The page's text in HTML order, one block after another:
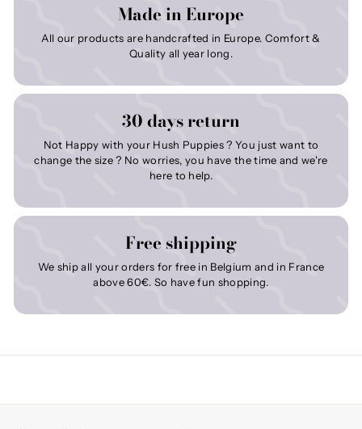
Made in Europe
All our products are handcrafted in Europe. Comfort &
Quality all year long.
30 days return
Not Happy with your Hush Puppies ? You just want to
change the size ? No worries, you have the time and we're
here to help.
Free shipping
We ship all your orders for free in Belgium and in France
above 60€. So have fun shopping.